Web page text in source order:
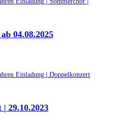
04.08.2025
29.10.2023